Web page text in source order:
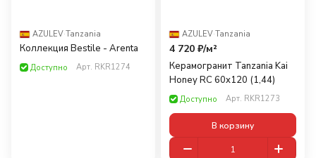
AZULEV·Tanzania
Коллекция Bestile - Arenta
Доступно Арт. RKR1274
AZULEV·Tanzania
4 720 ₽/м²
Керамогранит Tanzania Kai
Honey RC 60x120 (1,44)
Доступно Арт. RKR1273
В корзину